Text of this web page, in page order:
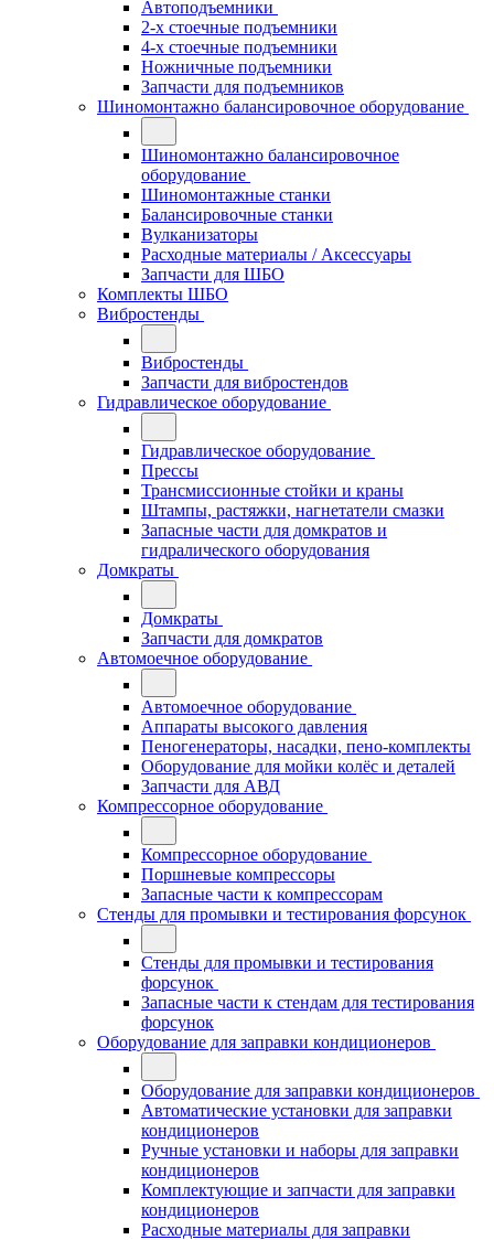
Автоподъемники
2-х стоечные подъемники
4-х стоечные подъемники
Ножничные подъемники
Запчасти для подъемников
Шиномонтажно балансировочное оборудование
Шиномонтажно балансировочное
оборудование
Шиномонтажные станки
Балансировочные станки
Вулканизаторы
Расходные материалы / Аксессуары
Запчасти для ШБО
Комплекты ШБО
Вибростенды
Вибростенды
Запчасти для вибростендов
Гидравлическое оборудование
Гидравлическое оборудование
Прессы
Трансмиссионные стойки и краны
Штампы, растяжки, нагнетатели смазки
Запасные части для домкратов и
гидралического оборудования
Домкраты
Домкраты
Запчасти для домкратов
Автомоечное оборудование
Автомоечное оборудование
Аппараты высокого давления
Пеногенераторы, насадки, пено-комплекты
Оборудование для мойки колёс и деталей
Запчасти для АВД
Компрессорное оборудование
Компрессорное оборудование
Поршневые компрессоры
Запасные части к компрессорам
Стенды для промывки и тестирования форсунок
Стенды для промывки и тестирования
форсунок
Запасные части к стендам для тестирования
форсунок
Оборудование для заправки кондиционеров
Оборудование для заправки кондиционеров
Автоматические установки для заправки
кондиционеров
Ручные установки и наборы для заправки
кондиционеров
Комплектующие и запчасти для заправки
кондиционеров
Расходные материалы для заправки